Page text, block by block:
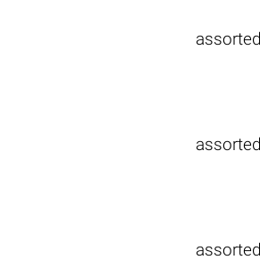
assorted
assorted
assorted